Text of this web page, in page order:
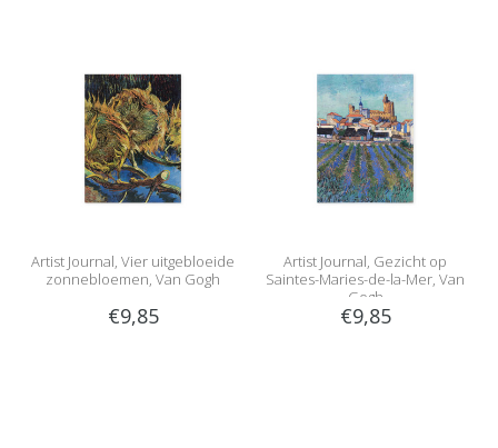
Artist Journal, Vier uitgebloeide
zonnebloemen, Van Gogh
€9,85
Artist Journal, Gezicht op
Saintes-Maries-de-la-Mer, Van
Gogh
€9,85